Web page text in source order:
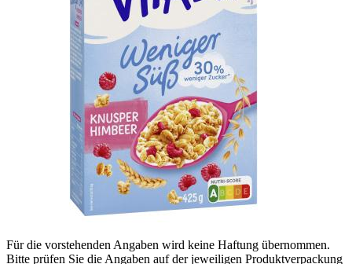
Für die vorstehenden Angaben wird keine Haftung übernommen.
Bitte prüfen Sie die Angaben auf der jeweiligen Produktverpackung